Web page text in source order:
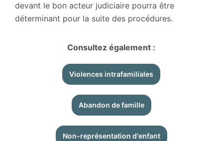
devant le bon acteur judiciaire pourra être
déterminant pour la suite des procédures.
Consultez également :
Violences intrafamiliales
Abandon de famille
Non-représentation d'enfant